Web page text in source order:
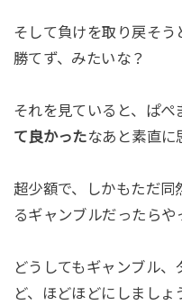
そして負けを取り戻そ
勝てず、みたいな？
それを見ていると、ぱぺ
て良かったなあと素直に
超少額で、しかもただ
るギャンブルだったらや
どうしてもギャンブル
ど、ほどほどにしましょ